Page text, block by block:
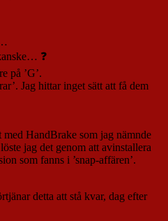
❓
på ’G’.
Jag hittar inget sätt att få dem
HandBrake som jag nämnde
jag det genom att avinstallera
som fanns i ’snap-affären’.
detta att stå kvar, dag efter